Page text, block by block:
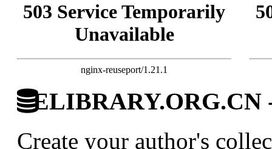
503 Service Temporarily
Unavailable
nginx-reuseport/1.21.1
ELIBRARY.ORG.CN
Create your author's